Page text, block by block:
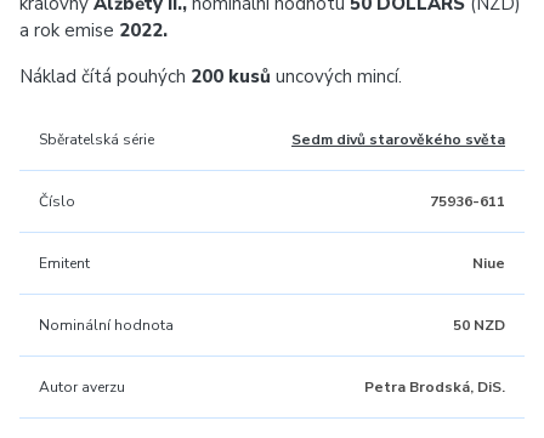
a rok emise 2022.
Náklad čítá pouhých 200 kusů uncových mincí.
Sběratelská série Sedm divů starověkého světa
Číslo 75936-611
Emitent Niue
Nominální hodnota 50 NZD
Autor averzu Petra Brodská, DiS.